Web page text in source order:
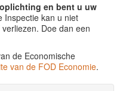
en bent u uw
Inspectie kan u niet
Doe dan een
de Economische
van de FOD Economie.